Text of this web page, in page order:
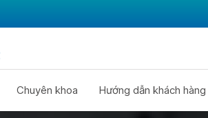
Chuyên khoa Hướng dẫn khách hàng